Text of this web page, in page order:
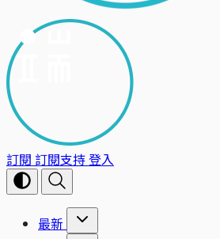
訂閱 訂閱支持登入
最新